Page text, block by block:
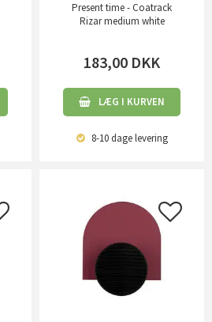
Present time - Coatrack
Rizar medium white
183,00 DKK
LÆG I KURVEN
8-10 dagelevering